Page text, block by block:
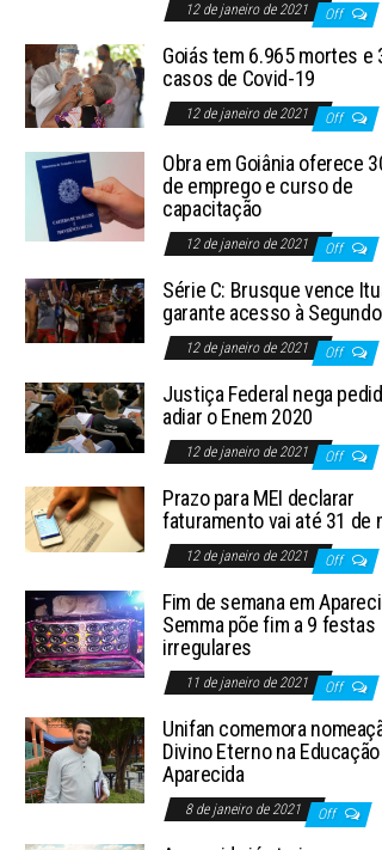
12 de janeiro de 2021 Off
Goiás tem 6.965 mortes e
casos de Covid-19
12 de janeiro de 2021 Off
Obra em Goiânia oferece
de emprego e curso de
capacitação
12 de janeiro de 2021 Off
Série C: Brusque vence
garante acesso à
12 de janeiro de 2021 Off
Justiça Federal nega
adiar o Enem 2020
12 de janeiro de 2021 Off
Prazo para MEI declarar
faturamento vai até 31 de
12 de janeiro de 2021 Off
Fim de semana em
Semma põe fim a 9 festas
irregulares
11 de janeiro de 2021 Off
Unifan comemora
Divino Eterno na
Aparecida
8 de janeiro de 2021 Off